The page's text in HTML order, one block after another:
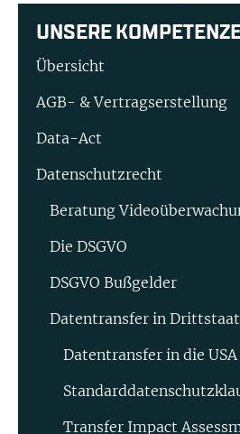
UNSERE
Übersicht
AGB- & Vertragserstellung
Data-Act
Datenschutzrecht
Beratung
Die DSGVO
DSGVO Bußgelder
Datentransfer in
Datentransfer in die USA
Transfer Impact